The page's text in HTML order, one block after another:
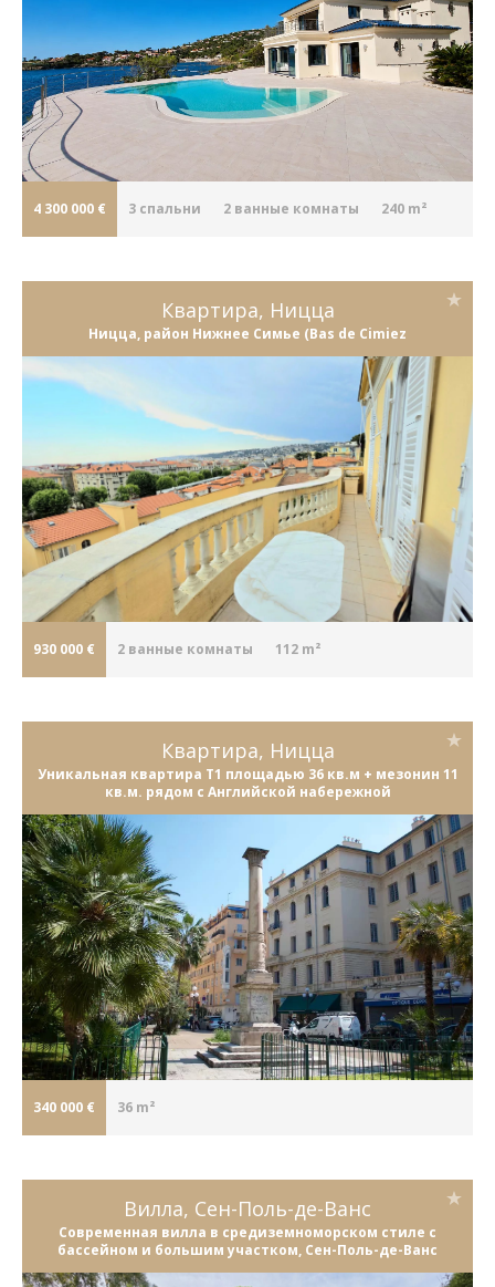
4 300 000 € 3 cпальни 2 ванные комнаты 240 m²
Квартира, Ницца
Ницца, район Нижнее Симье (Bas de Cimiez
930 000 € 2 ванные комнаты 112 m²
Квартира, Ницца
Уникальная квартира T1 площадью 36 кв.м + мезонин 11
кв.м. рядом с Английской набережной
340 000 € 36 m²
Вилла, Сен-Поль-де-Ванс
Современная вилла в средиземноморском стиле с
бассейном и большим участком, Сен-Поль-де-Ванс